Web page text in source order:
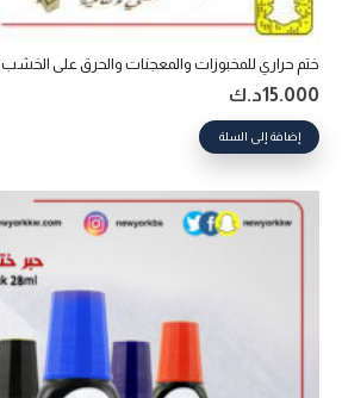
ختم حراري للمخبوزات والمعجنات والحرق على الخشب
15.000د.ك
إضافة إلى السلة